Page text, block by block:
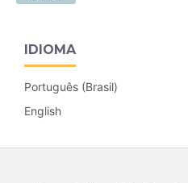
IDIOMA
Português (Brasil)
English